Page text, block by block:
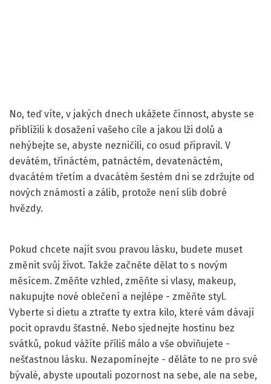
No, teď víte, v jakých dnech ukážete činnost, abyste se
přiblížili k dosažení vašeho cíle a jakou lži dolů a
nehýbejte se, abyste nezničili, co osud připravil. V
devátém, třináctém, patnáctém, devatenáctém,
dvacátém třetím a dvacátém šestém dni se zdržujte od
nových známostí a zálib, protože není slib dobré
hvězdy.
Pokud chcete najít svou pravou lásku, budete muset
změnit svůj život. Takže začněte dělat to s novým
měsícem. Změňte vzhled, změňte si vlasy, makeup,
nakupujte nové oblečení a nejlépe - změňte styl.
Vyberte si dietu a ztraťte ty extra kilo, které vám dávají
pocit opravdu šťastné. Nebo sjednejte hostinu bez
svátků, pokud vážíte příliš málo a vše obviňujete -
nešťastnou lásku. Nezapomínejte - děláte to ne pro své
bývalé, abyste upoutali pozornost na sebe, ale na sebe,